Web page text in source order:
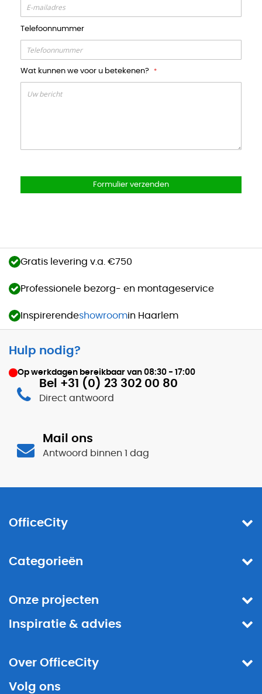
Telefoonnummer
Wat kunnen we voor u betekenen?
Formulier verzenden
Gratis levering v.a. €750
Professionele bezorg- en montageservice
Inspirerendeshowroomin Haarlem
Hulp nodig?
Op werkdagen bereikbaar van 08:30 - 17:00
Bel +31 (0) 23 302 00 80
Direct antwoord
Mail ons
Antwoord binnen 1 dag
OfficeCity
Categorieën
Onze projecten
Inspiratie & advies
Over OfficeCity
Volg ons